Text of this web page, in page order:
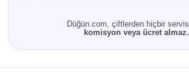
Düğün.com, çiftlerden hiçbir
komisyon veya ücret almaz.